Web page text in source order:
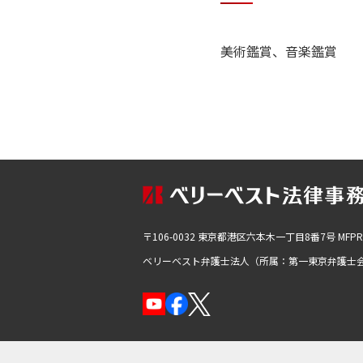
美術鑑賞、音楽鑑賞
〒106-0032 東京都港区六本木一丁目8番7号
ベリーベスト弁護士法人（所属：第一東京弁護士会